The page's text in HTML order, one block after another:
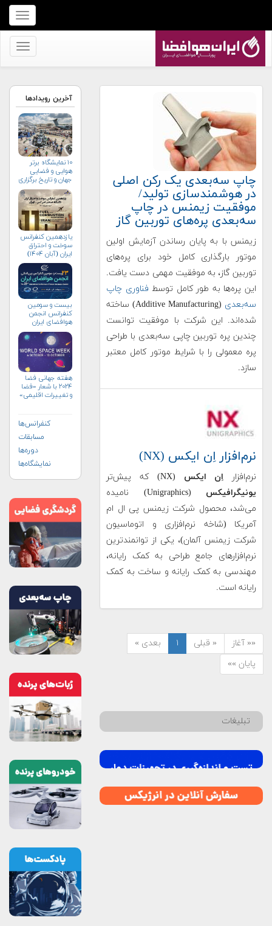
برای
نمایش
منو
برای
کنید
چاپ سه‌بعدی یک رکن اصلی
در هوشمندسازی تولید/
موفقیت زیمنس در چاپ
سه‌بعدی پره‌های توربین گاز
زیمنس با به پایان رساندن آزمایش اولین
موتور بارگذاری کامل خود برای پره‌های
توربین گاز، به موفقیت مهمی دست یافت.
این پره‌ها به طور کامل توسطفناوری چاپ
سه‌بعدی
(Additive Manufacturing) ساخته
شده‌اند. این شرکت با موفقیت توانست
چندین پره توربین چاپی سه‌بعدی با طراحی
پره معمولی را با شرایط موتور کامل معتبر
سازد.
نرم‌افزار اِن ایکس (NX)
نرم‌افزار اِن ایکس (NX) که پیش‌تر
یونیگرافیکس
(Unigraphics) نامیده
می‌شد، محصول شرکت زیمنس پی ال ام
آمریکا (شاخه نرم‌افزاری و اتوماسیون
شرکت زیمنس آلمان)، یکی از توانمندترین
نرم‌افزارهای جامع طراحی به کمک رایانه،
مهندسی به کمک رایانه و ساخت به کمک
رایانه است.
«« آغاز « قبلی ۱
بعدی »
پایان »»
تبلیغات
آخرین رویدادها
۱۰ نمایشگاه برتر
هوایی و فضایی
جهان و تاریخ برگزاری
آن‌ها
یازدهمین کنفرانس
سوخت و احتراق
ایران (آبان‌ ۱۴۰۴)
بیست و سومین
کنفرانس انجمن
هوافضای ايران
هفته جهانی فضا
۲۰۲۴ با شعار «فضا
و تغییرات اقلیمی»
کنفرانس‌ها
مسابقات
دوره‌ها
نمایشگاه‌ها